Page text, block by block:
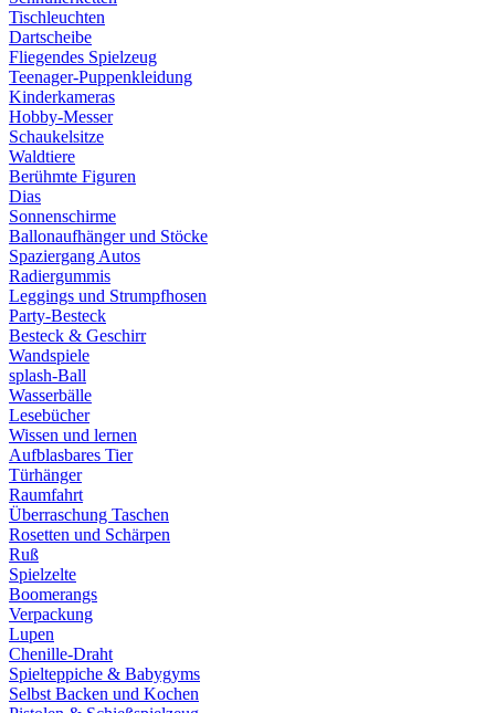
Tischleuchten
Dartscheibe
Fliegendes Spielzeug
Teenager-Puppenkleidung
Kinderkameras
Hobby-Messer
Schaukelsitze
Waldtiere
Berühmte Figuren
Dias
Sonnenschirme
Ballonaufhänger und Stöcke
Spaziergang Autos
Radiergummis
Leggings und Strumpfhosen
Party-Besteck
Besteck & Geschirr
Wandspiele
splash-Ball
Wasserbälle
Lesebücher
Wissen und lernen
Aufblasbares Tier
Türhänger
Raumfahrt
Überraschung Taschen
Rosetten und Schärpen
Ruß
Spielzelte
Boomerangs
Verpackung
Lupen
Chenille-Draht
Spielteppiche & Babygyms
Selbst Backen und Kochen